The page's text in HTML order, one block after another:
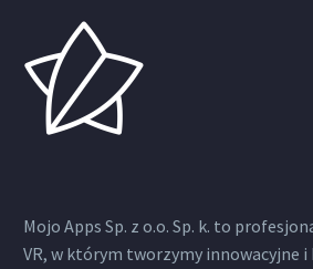
Mojo Apps Sp. z o.o. Sp. k. to
VR, w którym tworzymy innowacyjne